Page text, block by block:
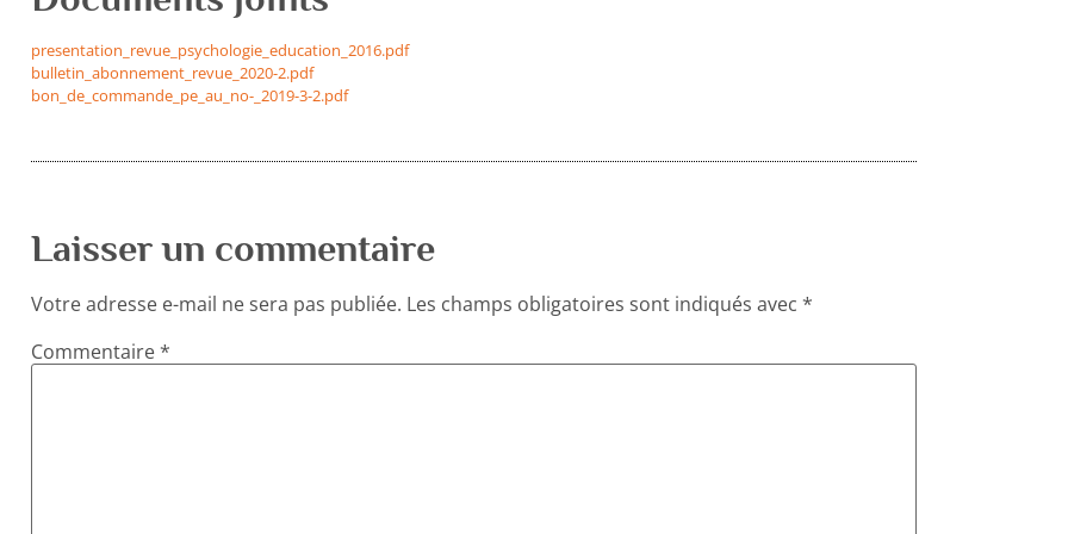
presentation_revue_psychologie_education_2016.pdf
bulletin_abonnement_revue_2020-2.pdf
bon_de_commande_pe_au_no-_2019-3-2.pdf
Laisser un commentaire
Votre adresse e-mail ne sera pas publiée. Les champs obligatoires sont indiqués avec *
Commentaire*